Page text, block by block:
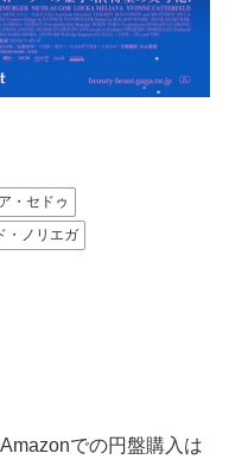
・セドゥ
・ノリエガ
での円盤購入は